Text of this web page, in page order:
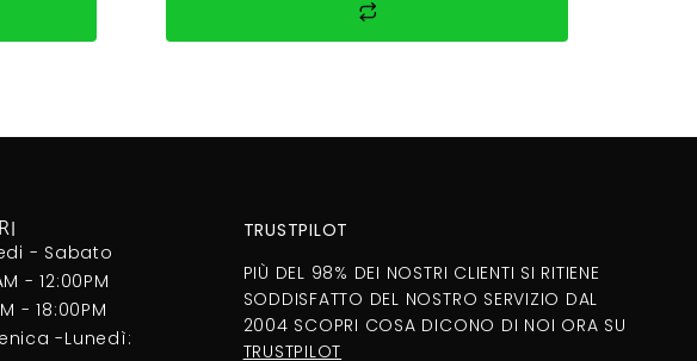
- Sabato
- 12:00PM
- 18:00PM
-Lunedì:
TRUSTPILOT
PIÙ DEL 98% DEI NOSTRI CLIENTI SI RITIENE
SODDISFATTO DEL NOSTRO SERVIZIO DAL
2004 SCOPRI COSA DICONO DI NOI ORA SU
TRUSTPILOT